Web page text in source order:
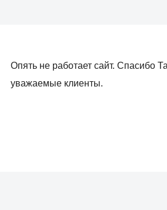
Опять не работает сайт. Спасибо
уважаемые клиенты.